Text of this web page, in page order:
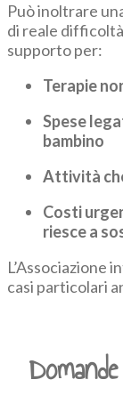
Può inoltrare
di reale
supporto per:
Terapie
Spese
bambino
Attività
Costi
riesce a
L’Associazione
casi particolari